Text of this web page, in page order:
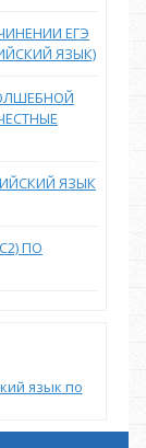
ЕГЭ
ЯЗЫК)
ЯЗЫК
ПО
язык по